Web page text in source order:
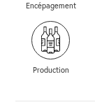
Encépagement
Production